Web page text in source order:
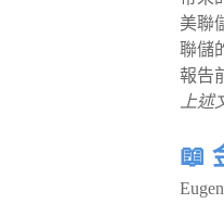
美聯
聯儲
報告
上述
📖